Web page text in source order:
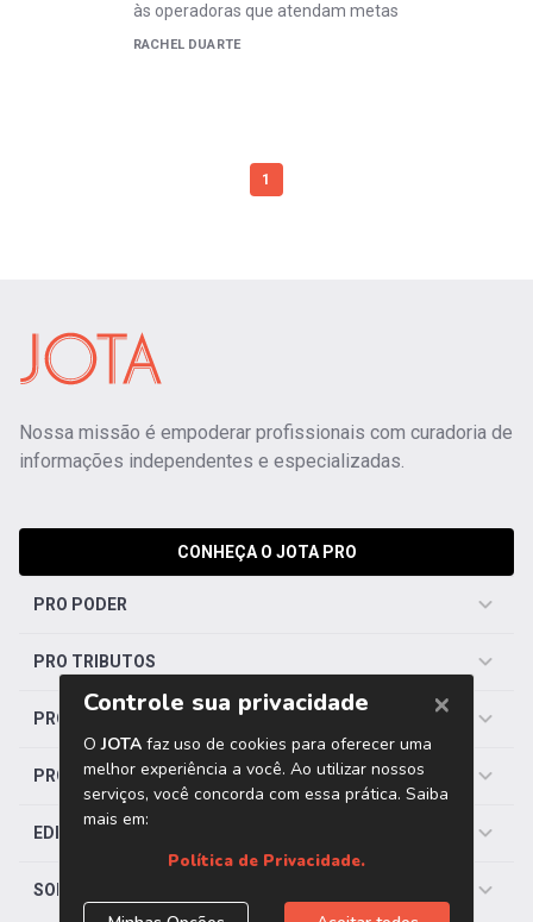
às operadoras que atendam metas
RACHEL DUARTE
1
Nossa missão é empoderar profissionais com curadoria de
informações independentes e especializadas.
CONHEÇA O JOTA PRO
PRO PODER
PRO TRIBUTOS
PRO TRABALHISTA
PRO SAÚDE
EDITORIAS
SOBRE O JOTA